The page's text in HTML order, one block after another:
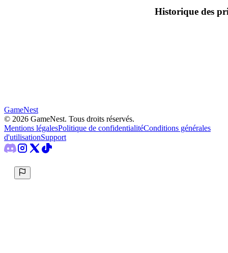
Historique des
GameNest
© 2026 GameNest. Tous droits réservés.
Mentions légalesPolitique de confidentialitéConditions générales
d'utilisationSupport